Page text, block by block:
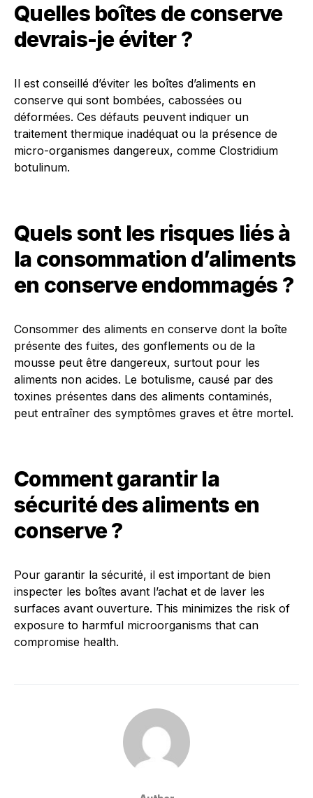
Quelles boîtes de conserve
devrais-je éviter ?
Il est conseillé d’éviter les boîtes d’aliments en
conserve qui sont bombées, cabossées ou
déformées. Ces défauts peuvent indiquer un
traitement thermique inadéquat ou la présence de
micro-organismes dangereux, comme Clostridium
botulinum.
Quels sont les risques liés à
la consommation d’aliments
en conserve endommagés ?
Consommer des aliments en conserve dont la boîte
présente des fuites, des gonflements ou de la
mousse peut être dangereux, surtout pour les
aliments non acides. Le botulisme, causé par des
toxines présentes dans des aliments contaminés,
peut entraîner des symptômes graves et être mortel.
Comment garantir la
sécurité des aliments en
conserve ?
Pour garantir la sécurité, il est important de bien
inspecter les boîtes avant l’achat et de laver les
surfaces avant ouverture. This minimizes the risk of
exposure to harmful microorganisms that can
compromise health.